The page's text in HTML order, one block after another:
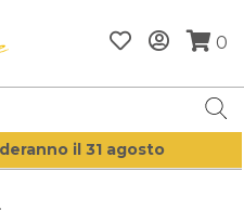
0
il 31 agosto